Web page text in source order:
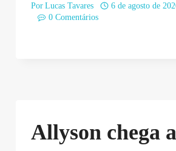
Por Lucas Tavares
6 de agosto de
0 Comentários
Allyson chega